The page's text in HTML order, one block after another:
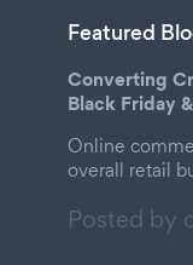
Featured
Converting
Black Friday
Online
overall retail
Posted by